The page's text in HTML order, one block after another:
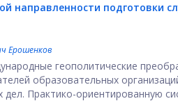
направленности подготовки
Ерошенков
геополитические
образовательных
Практико-ориентированную